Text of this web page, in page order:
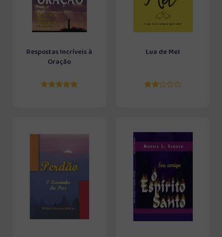
Respostas Incríveis à
Oração
Lua de Mel